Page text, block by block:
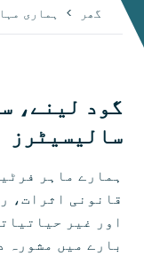
گھر > ہماری
گود لینے،
سالیسیٹرز
ہمارے ماہر
قانونی اثرات،
اور غیر
بارے میں مشورہ